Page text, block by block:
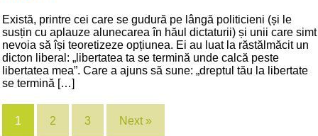
Există, printre cei care se gudură pe lângă politicieni (și le
susțin cu aplauze alunecarea în hăul dictaturii) și unii care simt
nevoia să își teoretizeze opțiunea. Ei au luat la răstălmăcit un
dicton liberal: „libertatea ta se termină unde calcă peste
libertatea mea”. Care a ajuns să sune: „dreptul tău la libertate
se termină […]
1 2 3 Next »